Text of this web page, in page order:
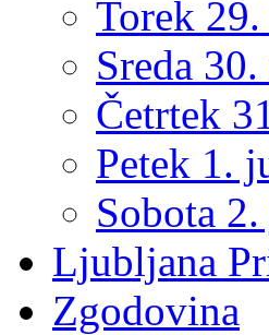
Torek 29.
Sreda 30.
Četrtek
Petek 1.
Sobota
Ljubljana
Zgodovina